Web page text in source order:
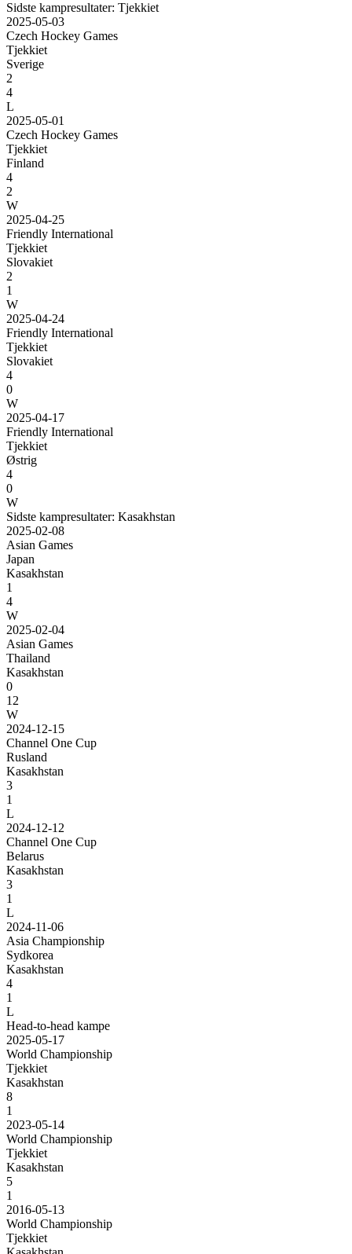
Sidste kampresultater: Tjekkiet
2025-05-03
Czech Hockey Games
Tjekkiet
Sverige
2
4
L
2025-05-01
Czech Hockey Games
Tjekkiet
Finland
4
2
W
2025-04-25
Friendly International
Tjekkiet
Slovakiet
2
1
W
2025-04-24
Friendly International
Tjekkiet
Slovakiet
4
0
W
2025-04-17
Friendly International
Tjekkiet
Østrig
4
0
W
Sidste kampresultater: Kasakhstan
2025-02-08
Asian Games
Japan
Kasakhstan
1
4
W
2025-02-04
Asian Games
Thailand
Kasakhstan
0
12
W
2024-12-15
Channel One Cup
Rusland
Kasakhstan
3
1
L
2024-12-12
Channel One Cup
Belarus
Kasakhstan
3
1
L
2024-11-06
Asia Championship
Sydkorea
Kasakhstan
4
1
L
Head-to-head kampe
2025-05-17
World Championship
Tjekkiet
Kasakhstan
8
1
2023-05-14
World Championship
Tjekkiet
Kasakhstan
5
1
2016-05-13
World Championship
Tjekkiet